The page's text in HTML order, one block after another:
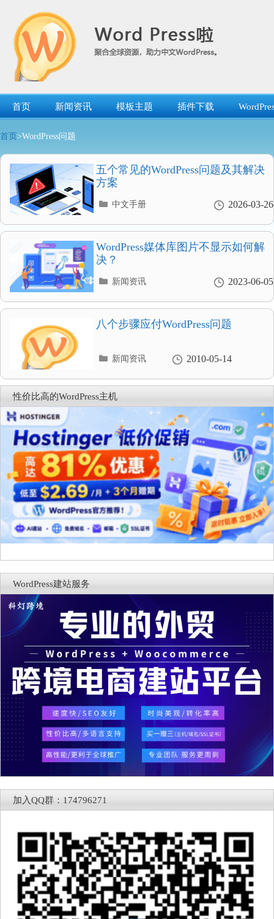
首页 新闻资讯 模板主题 插件下载
首页 >WordPress问题
五个常见的WordPress问题及其解决
方案
2026-03-26
分
录
中文手册
WordPress媒体库图片不显示如何解
决？
2023-06-05
分
录
新闻资讯
八个步骤应付WordPress问题
2010-05-14
分
录
新闻资讯
性价比高的WordPress主机
WordPress建站服务
加入QQ群：174796271